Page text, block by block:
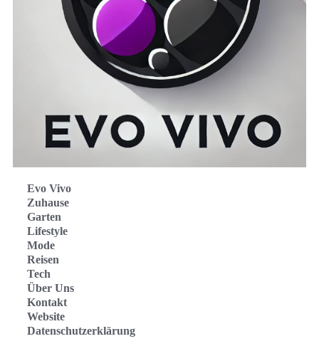
Evo Vivo
Zuhause
Garten
Lifestyle
Mode
Reisen
Tech
Über Uns
Kontakt
Website
Datenschutzerklärung